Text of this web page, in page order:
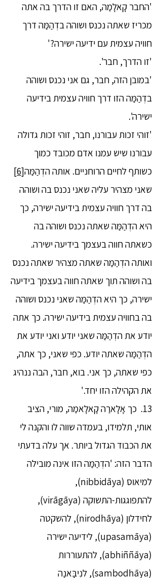
'החבר קָאלָמַה, האם זו הדרך בה אתה
מכריז שאתה נכנס ושוהה בדְהַמַּה דרך
חוויה עצמית עם ידיעה ישירה?'
'זו הדרך, חבר'.
'במובן הזה, חבר, גם אני נכנס ושוהה
בדְהַמַּה הזו דרך חוויה עצמית בידיעה
ישירה'.
'זוהי זכות עבורנו, חבר, זוהי זכות גדולה
עבורנו שיש עמנו אדם מכובד כמוך
כשותף לחיים הרוחניים. אותה הדְהַמַּה[6]
שאני מצהיר עליה שאני נכנס בה ושוהה
בה דרך חוויה עצמית בידיעה ישירה, כך
היא הדְהַמַּה שאתה נכנס ושוהה בה
כשאתה חווה בעצמך בידיעה ישירה.
ואותה הדְהַמַּה שאתה מצהיר שאתה נכנס
בה ושוהה תוך שאתה חווה בעצמך בידיעה
ישירה, כך היא הדְהַמַּה שאני נכנס ושוהה
בה בחוויה עצמית בידיעה ישירה. כך אתה
יודע את הדְהַמַּה שאני יודע ואני יודע את
הדְהַמַּה שאתה יודע. כפי שאני, כך אתה,
כפי שאתה, כך אני. בוא, חבר, הבה ננהיג
את הקהילה הזו יחד.'
13. כך אָלָארַה קָאלָאמַה, מורי, הציב
אותי, תלמידו, בעמדה שווה לו והקנה לי
את הכבוד הגדול ביותר. אך עלה בדעתי
הדבר הזה: 'הדְהַמַּה הזו אינה מובילה
למיאוס (nibbidāya),
להתפוגגות-התשוקה (virāgāya),
לחידלון (nirodhāya), להשקטה
(upasamāya), לידיעה ישירה
(abhiññāya), להתעוררות
(sambodhāya), לנִיבָּאנַה